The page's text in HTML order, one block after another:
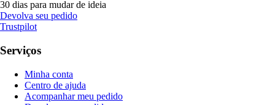
30 dias para mudar de ideia
Devolva seu pedido
Trustpilot
Serviços
Minha conta
Centro de ajuda
Acompanhar meu pedido